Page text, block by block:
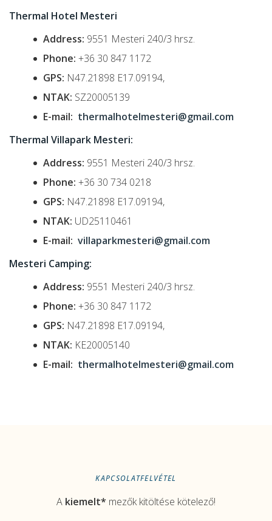
Thermal Hotel Mesteri
Address: 9551 Mesteri 240/3 hrsz.
Phone: +36 30 847 1172
GPS: N47.21898 E17.09194,
NTAK: SZ20005139
E-mail: thermalhotelmesteri@gmail.com
Thermal Villapark Mesteri:
Address: 9551 Mesteri 240/3 hrsz.
Phone: +36 30 734 0218
GPS: N47.21898 E17.09194,
NTAK: UD25110461
E-mail: villaparkmesteri@gmail.com
Mesteri Camping:
Address: 9551 Mesteri 240/3 hrsz.
Phone: +36 30 847 1172
GPS: N47.21898 E17.09194,
NTAK: KE20005140
E-mail: thermalhotelmesteri@gmail.com
KAPCSOLATFELVÉTEL
A kiemelt* mezők kitöltése kötelező!